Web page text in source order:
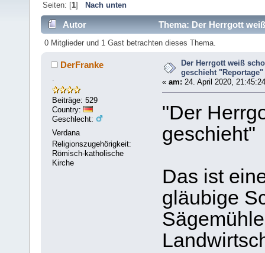
Seiten: [1] Nach unten
Autor Thema: Der Herrgott
0 Mitglieder und 1 Gast betrachten dieses Thema.
DerFranke
Beiträge: 529
Country:
Geschlecht:
Verdana
Religionszugehörigkeit:
Römisch-katholische
Kirche
Der Herrgott weiß
geschieht "Reportage"
« am: 24. April 2020,
"Der
geschieht"
Das ist
gläubige